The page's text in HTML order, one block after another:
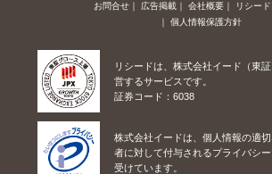
お問合せ 広告掲載 会社概要
リシー
個人情報保護方針
リシードは、株式会社イード（東
営するサービスです。
証券コード：6038
株式会社イードは、個人情報の適
者に対して付与されるプライバシ
受けています。